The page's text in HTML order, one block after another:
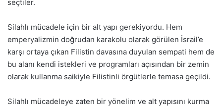
seçtiler.
Silahlı mücadele için bir alt yapı gerekiyordu. Hem
emperyalizmin doğrudan karakolu olarak görülen İsrail’e
karşı ortaya çıkan Filistin davasına duyulan sempati hem de
bu alanı kendi istekleri ve programları açısından bir zemin
olarak kullanma saikiyle Filistinli örgütlerle temasa geçildi.
Silahlı mücadeleye zaten bir yönelim ve alt yapısını kurma